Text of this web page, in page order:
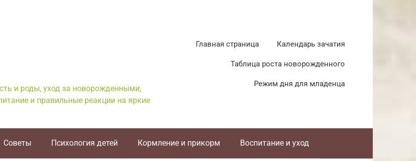
и роды, уход за новорожденными,
и правильные реакции на яркие
Главная страница Календарь зачатия
Таблица роста новорожденного
Режим дня для младенца
Советы Психология детей Кормление и прикорм Воспитание и уход